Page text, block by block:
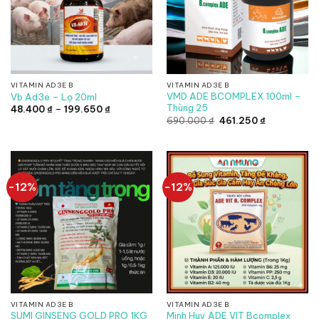
VITAMIN AD3E B
Vb Ad3e – Lọ 20ml
48.400₫ – 199.650₫Khoảng
199.650 ₫
VITAMIN AD3E B
VMD ADE BCOMPLEX 100ml –
Thùng 25
690.000₫ Giá
461.250₫Giá
461.250 ₫.
-12%
VITAMIN AD3E B
SUMI GINSENG GOLD PRO 1KG
-12%
VITAMIN AD3E B
Minh Huy ADE VIT Bcomplex